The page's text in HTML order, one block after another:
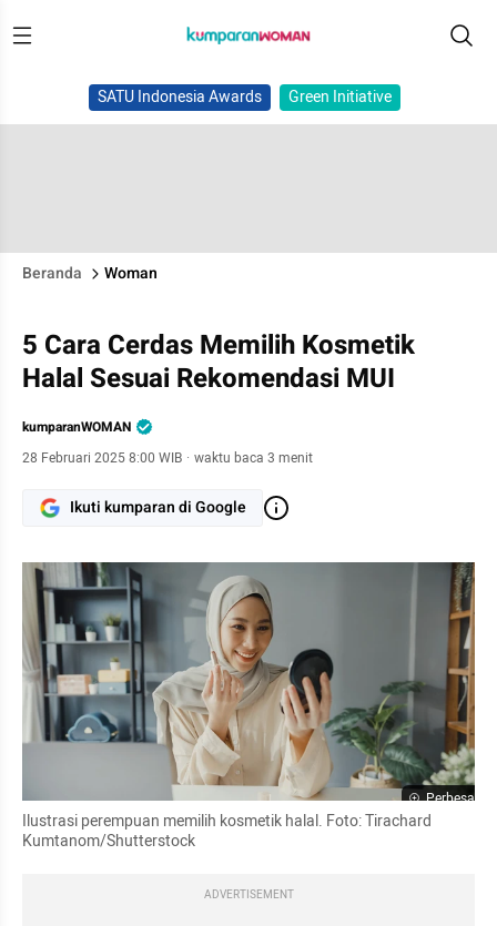
SATU Indonesia Awards Green Initiative
Beranda Woman
5 Cara Cerdas Memilih Kosmetik
Halal Sesuai Rekomendasi MUI
kumparanWOMAN
28 Februari 2025 8:00 WIB · waktu baca 3 menit
Ikuti kumparan di Google
Perbesar
Ilustrasi perempuan memilih kosmetik halal. Foto: Tirachard
Kumtanom/Shutterstock
ADVERTISEMENT